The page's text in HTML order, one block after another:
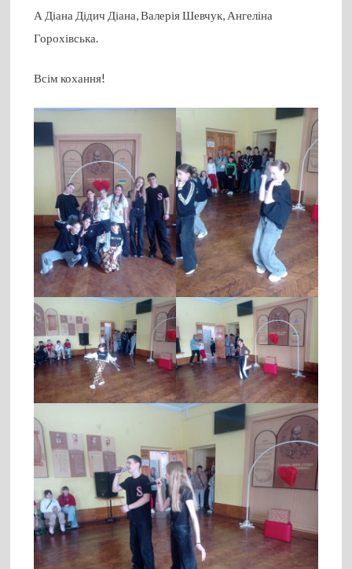
А Діана Дідич Діана, Валерія Шевчук, Ангеліна
Горохівська.
Всім кохання!